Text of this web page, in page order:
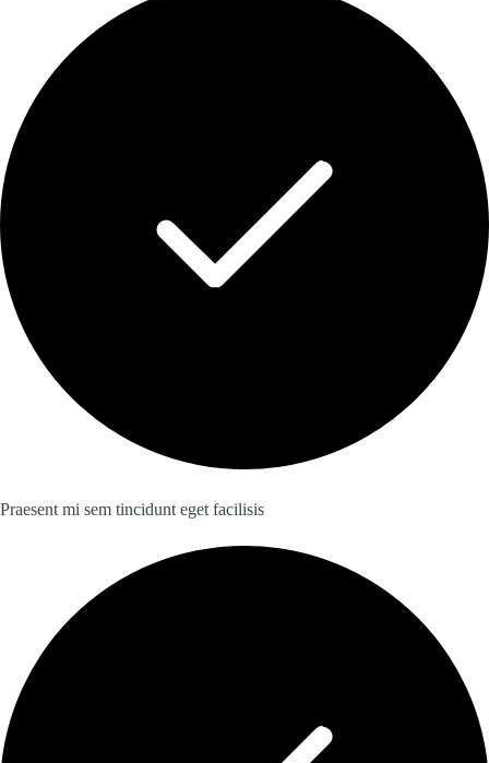
Praesent mi sem tincidunt eget facilisis